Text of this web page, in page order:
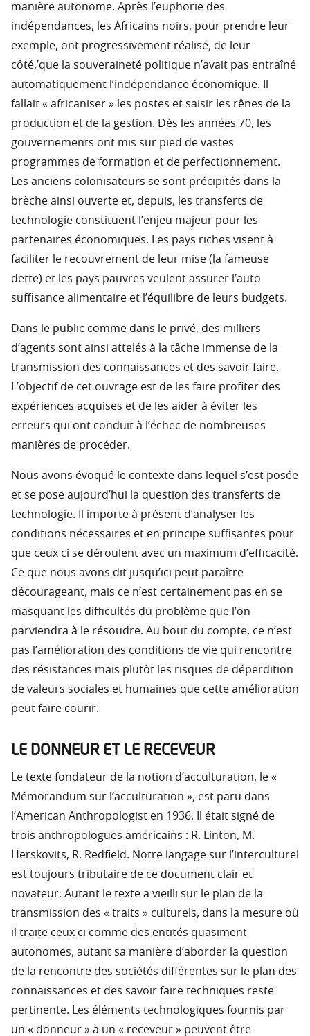
manière autonome. Après l’euphorie des
indépendances, les Africains noirs, pour prendre leur
exemple, ont progressivement réalisé, de leur
côté,’que la souveraineté politique n’avait pas entraîné
automatiquement l’indépendance économique. Il
fallait « africaniser » les postes et saisir les rênes de la
production et de la gestion. Dès les années 70, les
gouvernements ont mis sur pied de vastes
programmes de formation et de perfectionnement.
Les anciens colonisateurs se sont précipités dans la
brèche ainsi ouverte et, depuis, les transferts de
technologie constituent l’enjeu majeur pour les
partenaires économiques. Les pays riches visent à
faciliter le recouvrement de leur mise (la fameuse
dette) et les pays pauvres veulent assurer l’auto
suffisance alimentaire et l’équilibre de leurs budgets.
Dans le public comme dans le privé, des milliers
d’agents sont ainsi attelés à la tâche immense de la
transmission des connaissances et des savoir faire.
L’objectif de cet ouvrage est de les faire profiter des
expériences acquises et de les aider à éviter les
erreurs qui ont conduit à l’échec de nombreuses
manières de procéder.
Nous avons évoqué le contexte dans lequel s’est posée
et se pose aujourd’hui la question des transferts de
technologie. Il importe à présent d’analyser les
conditions nécessaires et en principe suffisantes pour
que ceux ci se déroulent avec un maximum d’efficacité.
Ce que nous avons dit jusqu’ici peut paraître
décourageant, mais ce n’est certainement pas en se
masquant les difficultés du problème que l’on
parviendra à le résoudre. Au bout du compte, ce n’est
pas l’amélioration des conditions de vie qui rencontre
des résistances mais plutôt les risques de déperdition
de valeurs sociales et humaines que cette amélioration
peut faire courir.
LE DONNEUR ET LE RECEVEUR
Le texte fondateur de la notion d’acculturation, le «
Mémorandum sur l’acculturation », est paru dans
l’American Anthropologist en 1936. Il était signé de
trois anthropologues américains : R. Linton, M.
Herskovits, R. Redfield. Notre langage sur l’interculturel
est toujours tributaire de ce document clair et
novateur. Autant le texte a vieilli sur le plan de la
transmission des « traits » culturels, dans la mesure où
il traite ceux ci comme des entités quasiment
autonomes, autant sa manière d’aborder la question
de la rencontre des sociétés différentes sur le plan des
connaissances et des savoir faire techniques reste
pertinente. Les éléments technologiques fournis par
un « donneur » à un « receveur » peuvent être